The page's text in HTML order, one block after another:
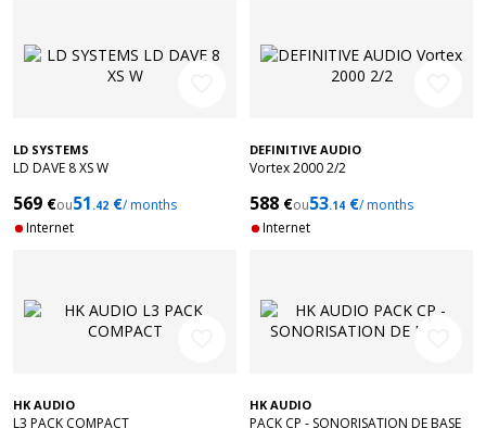
LD SYSTEMS
LD DAVE 8 XS W
569 €ou51 .42 €/ months
Internet
DEFINITIVE AUDIO
Vortex 2000 2/2
588 €ou53.14 €/ months
Internet
HK AUDIO
L3 PACK COMPACT
HK AUDIO
PACK CP - SONORISATION DE BASE